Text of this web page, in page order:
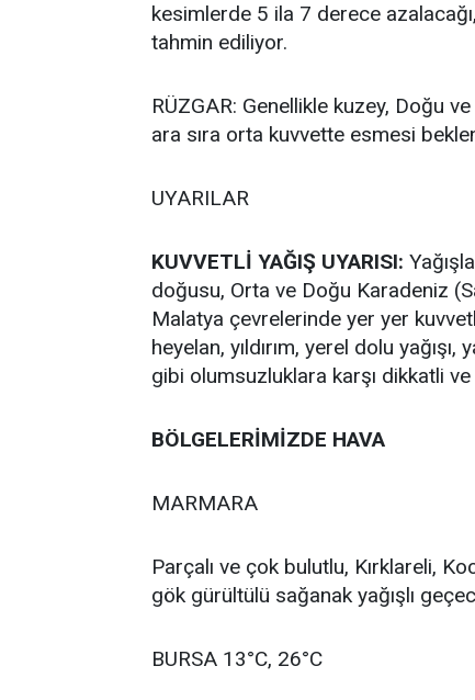
kesimlerde 5 ila 7 derece
tahmin ediliyor.
RÜZGAR: Genellikle kuzey, Doğu
ara sıra orta kuvvette esmesi
UYARILAR
KUVVETLİ YAĞIŞ UYARISI:
doğusu, Orta ve Doğu Karadeniz
Malatya çevrelerinde yer yer
heyelan, yıldırım, yerel dolu
gibi olumsuzluklara karşı dikkatli ve
BÖLGELERİMİZDE HAVA
MARMARA
Parçalı ve çok bulutlu, Kırklareli,
gök gürültülü sağanak yağışlı
BURSA 13°C, 26°C